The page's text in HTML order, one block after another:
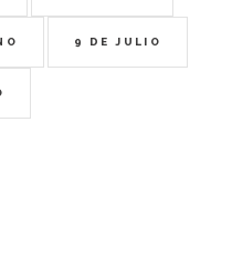
9 DE JULIO